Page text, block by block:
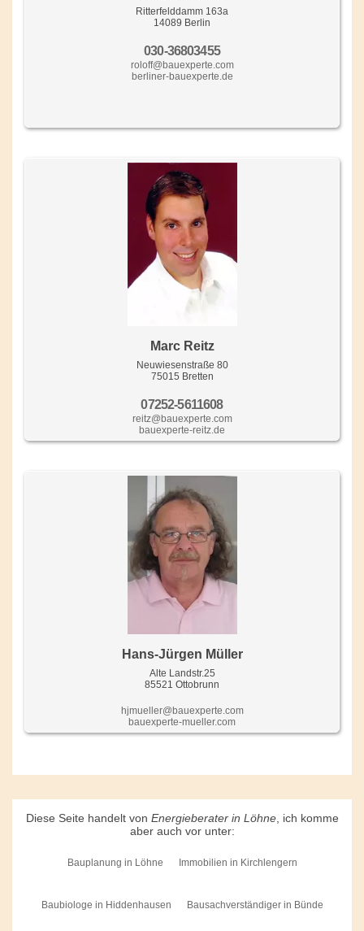
Ritterfelddamm 163a
14089 Berlin
030-36803455
roloff@bauexperte.com
berliner-bauexperte.de
Marc Reitz
Neuwiesenstraße 80
75015 Bretten
07252-5611608
reitz@bauexperte.com
bauexperte-reitz.de
Hans-Jürgen Müller
Alte Landstr.25
85521 Ottobrunn
hjmueller@bauexperte.com
bauexperte-mueller.com
Diese Seite handelt von Energieberater in Löhne, ich komme
aber auch vor unter:
Bauplanung in Löhne Immobilien in Kirchlengern
Baubiologe in Hiddenhausen Bausachverständiger in Bünde